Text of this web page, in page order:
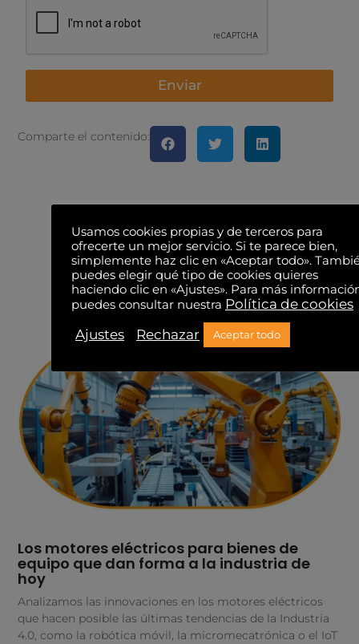
Enviar
Comparte el contenido:
También te puede
interesar...
Los motores eléctricos para bienes de
equipo que dan forma a la industria de
hoy
Analizamos las innovaciones en los motores eléctricos
que hacen posible las últimas tendencias de la Industria
4.0, como la robótica móvil, la micromecatrónica o el IoT
Usamos cookies propias y de terceros para
ofrecerte un mejor servicio. Si te parece bien,
simplemente haz clic en «Aceptar todo».
puedes elegir qué tipo de cookies quieres
haciendo clic en «Ajustes». Para más
puedes consultar nuestra Política de cookies
Ajustes
Rechazar Aceptar todo